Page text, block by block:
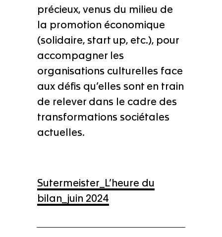
précieux, venus du milieu de
la promotion économique
(solidaire, start up, etc.), pour
accompagner les
organisations culturelles face
aux défis qu’elles sont en train
de relever dans le cadre des
transformations sociétales
actuelles.
Sutermeister_L’heure du
bilan_juin 2024